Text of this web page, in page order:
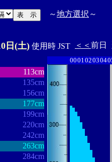
～地方選択 ～
日(土) 使用時 JST ＜＜ 前日
113cm
135cm
156cm
177cm
199cm
220cm
242cm
263cm
284cm
0001020304